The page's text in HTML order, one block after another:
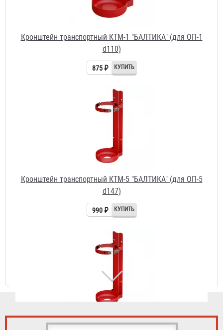
Кронштейн транспортный КТМ-5 "БАЛТИКА" (для ОП-5
d147)
Кронштейн транспортный КТМ-6 "БАЛТИКА" (для ОП/
ОВП-6 d147)